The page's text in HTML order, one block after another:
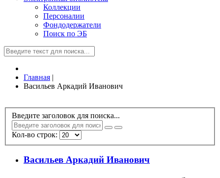
Коллекции
Персоналии
Фондодержатели
Поиск по ЭБ
Главная |
Васильев Аркадий Иванович
Введите заголовок для поиска...
Кол-во строк:
Васильев Аркадий Иванович